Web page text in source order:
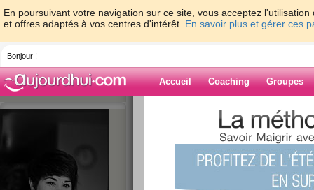
En poursuivant votre navigation sur ce site, vous acceptez
et offres adaptés à vos centres d'intérêt. En savoir plus et gérer ces
Bonjour !
Accueil Coaching Groupes
> Dame-Polgara >
Blog de Dame-